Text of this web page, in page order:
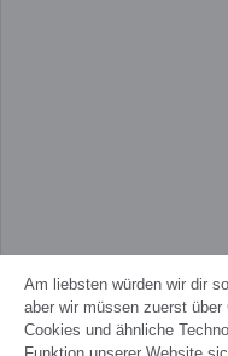
Am liebsten würden wir dir
aber wir müssen zuerst
Cookies und ähnliche